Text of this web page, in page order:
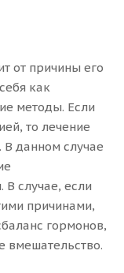
от причины его
как
методы. Если
то лечение
В данном случае
случае, если
причинами,
гормонов,
вмешательство.